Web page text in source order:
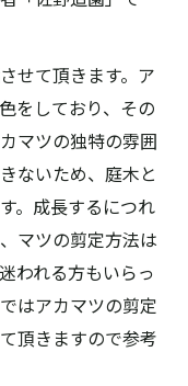
せて頂きます。ア
をしており、その
マツの独特の雰囲
ないため、庭木と
。成長するにつれ
マツの剪定方法は
われる方もいらっ
はアカマツの剪定
頂きますので参考